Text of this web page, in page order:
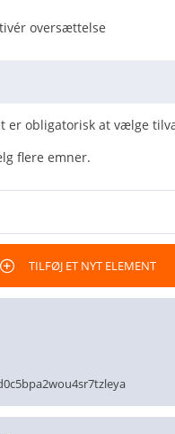
oversættelse
er obligatorisk at vælge
flere emner.
TILFØJ ET NYT ELEMENT